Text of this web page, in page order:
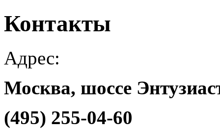
Контакты
Адрес:
Москва, шоссе
(495) 255-04-60